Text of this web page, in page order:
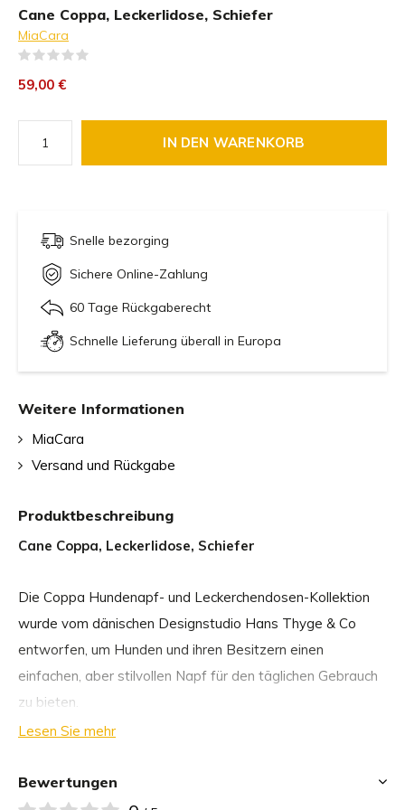
Cane Coppa, Leckerlidose, Schiefer
MiaCara
59,00 €
IN DEN WARENKORB
Snelle bezorging
Sichere Online-Zahlung
60 Tage Rückgaberecht
Schnelle Lieferung überall in Europa
Produktbeschreibung
Cane Coppa, Leckerlidose, Schiefer
Die Coppa Hundenapf- und Leckerchendosen-Kollektion
wurde vom dänischen Designstudio Hans Thyge & Co
entworfen, um Hunden und ihren Besitzern einen
einfachen, aber stilvollen Napf für den täglichen Gebrauch
zu bieten.
glänzenden Oberfläche hergestellt. Für ein Maximum an
Funktionalität ist der Napf langlebig, lebensmittelecht und
Lesen Sie mehr
Weitere Informationen
MiaCara
Versand und Rückgabe
Bewertungen